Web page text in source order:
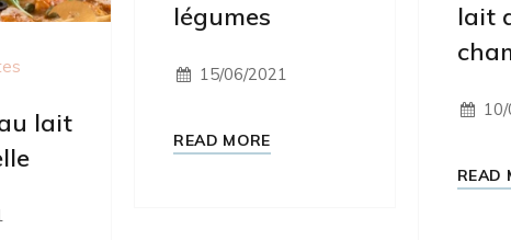
lait
légumes
15/06/2021
READ MORE
lait
READ